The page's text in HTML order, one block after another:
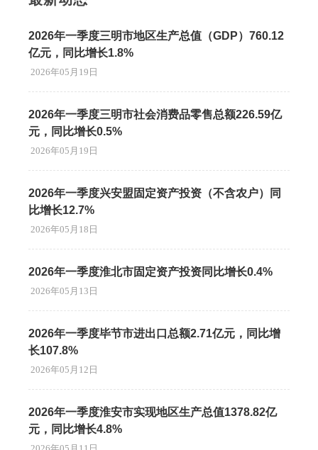
2026年一季度三明市地区生产总值（GDP）760.12
亿元，同比增长1.8%
2026年05月19日
2026年一季度三明市社会消费品零售总额226.59亿
元，同比增长0.5%
2026年05月19日
2026年一季度兴安盟固定资产投资（不含农户）同
比增长12.7%
2026年05月18日
2026年一季度淮北市固定资产投资同比增长0.4%
2026年05月13日
2026年一季度毕节市进出口总额2.71亿元，同比增
长107.8%
2026年05月12日
2026年一季度淮安市实现地区生产总值1378.82亿
元，同比增长4.8%